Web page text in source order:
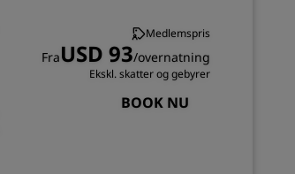
Medlemspris
FraUSD 93/overnatning
Ekskl. skatter og gebyrer
BOOK NU